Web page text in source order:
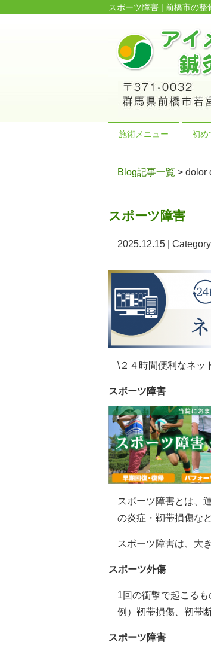
スポーツ障害 | 前橋市の
施術メニュー 初め
Blog記事一覧 > dolor
スポーツ障害
2025.12.15 |
\２４時間便利なネッ
スポーツ障害
スポーツ障害とは、
の炎症・靭帯損傷な
スポーツ障害は、大
スポーツ外傷
1回の衝撃で起こるも
例）靭帯損傷、靭帯
スポーツ障害